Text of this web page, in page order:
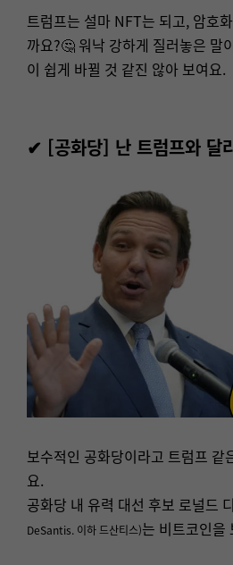
트럼프는 설마 NFT는 되고, 암호
까요?🤔 워낙 강하게 질러놓은 말
이 쉽게 바뀔 것 같진 않아 보여요.
✔ [공화당] 난 트럼프와 달
보수적인 공화당이라고 트럼프 같
요.
공화당 내 유력 대선 후보 로널드
DeSantis. 이하 드산티스)는 비트코인을